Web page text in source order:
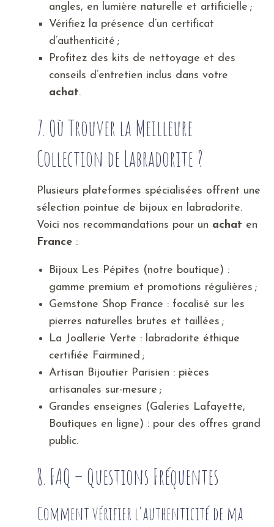
angles, en lumière naturelle et artificielle ;
Vérifiez la présence d’un certificat
d’authenticité ;
Profitez des kits de nettoyage et des
conseils d’entretien inclus dans votre
achat.
7. Où Trouver la Meilleure
Collection de Labradorite ?
Plusieurs plateformes spécialisées offrent une
sélection pointue de bijoux en labradorite.
Voici nos recommandations pour un achat en
France :
Bijoux Les Pépites (notre boutique) :
gamme premium et promotions régulières ;
Gemstone Shop France : focalisé sur les
pierres naturelles brutes et taillées ;
La Joallerie Verte : labradorite éthique
certifiée Fairmined ;
Artisan Bijoutier Parisien : pièces
artisanales sur-mesure ;
Grandes enseignes (Galeries Lafayette,
Boutiques en ligne) : pour des offres grand
public.
8. FAQ – Questions Fréquentes
Comment vérifier l’authenticité de ma